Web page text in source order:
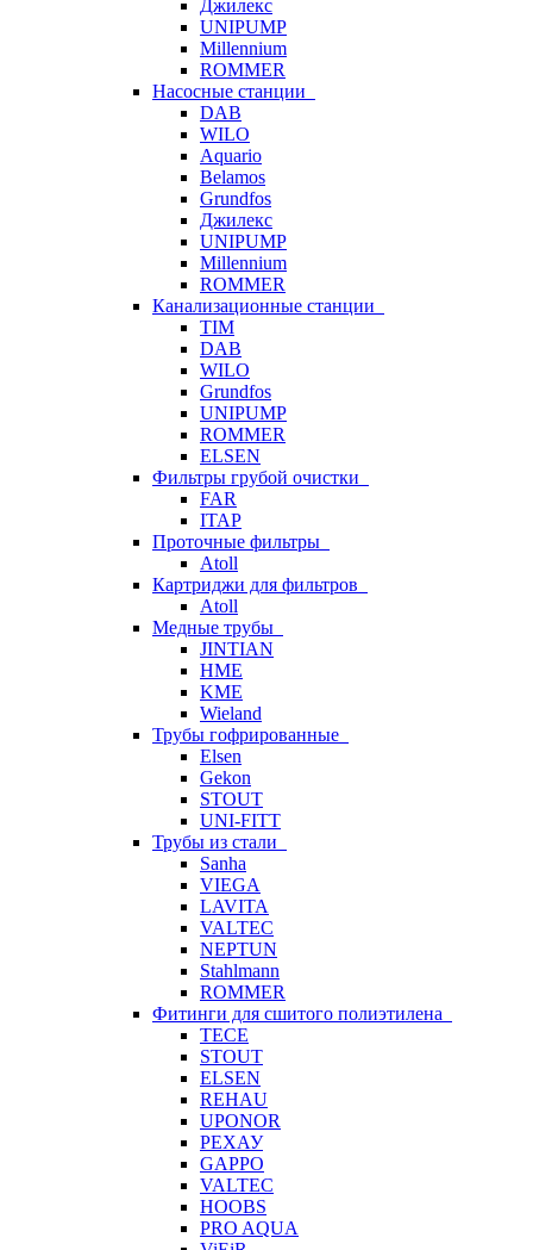
Джилекс
UNIPUMP
Millennium
ROMMER
Насосные станции
DAB
WILO
Aquario
Belamos
Grundfos
Джилекс
UNIPUMP
Millennium
ROMMER
Канализационные станции
TIM
DAB
WILO
Grundfos
UNIPUMP
ROMMER
ELSEN
Фильтры грубой очистки
FAR
ITAP
Проточные фильтры
Atoll
Картриджи для фильтров
Atoll
Медные трубы
JINTIAN
HME
KME
Wieland
Трубы гофрированные
Elsen
Gekon
STOUT
UNI-FITT
Трубы из стали
Sanha
VIEGA
LAVITA
VALTEC
NEPTUN
Stahlmann
ROMMER
Фитинги для сшитого полиэтилена
TECE
STOUT
ELSEN
REHAU
UPONOR
РЕХАУ
GAPPO
VALTEC
HOOBS
PRO AQUA